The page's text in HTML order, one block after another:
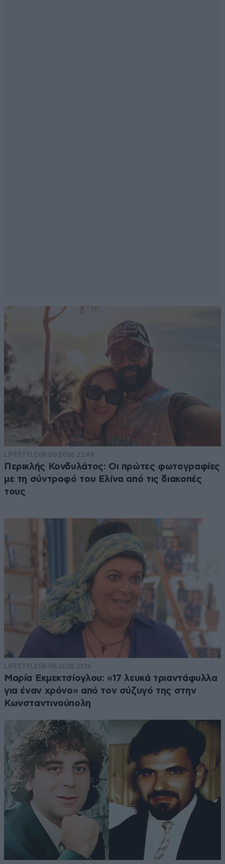
LIFESTYLE08·08·2026 22:48
Περικλής Κονδυλάτος: Οι πρώτες φωτογραφίες
με τη σύντροφό του Ελίνα από τις διακοπές
τους
LIFESTYLE08·08·2026 21:36
Μαρία Εκμεκτσίογλου: «17 λευκά τριαντάφυλλα
για έναν χρόνο» από τον σύζυγό της στην
Κωνσταντινούπολη